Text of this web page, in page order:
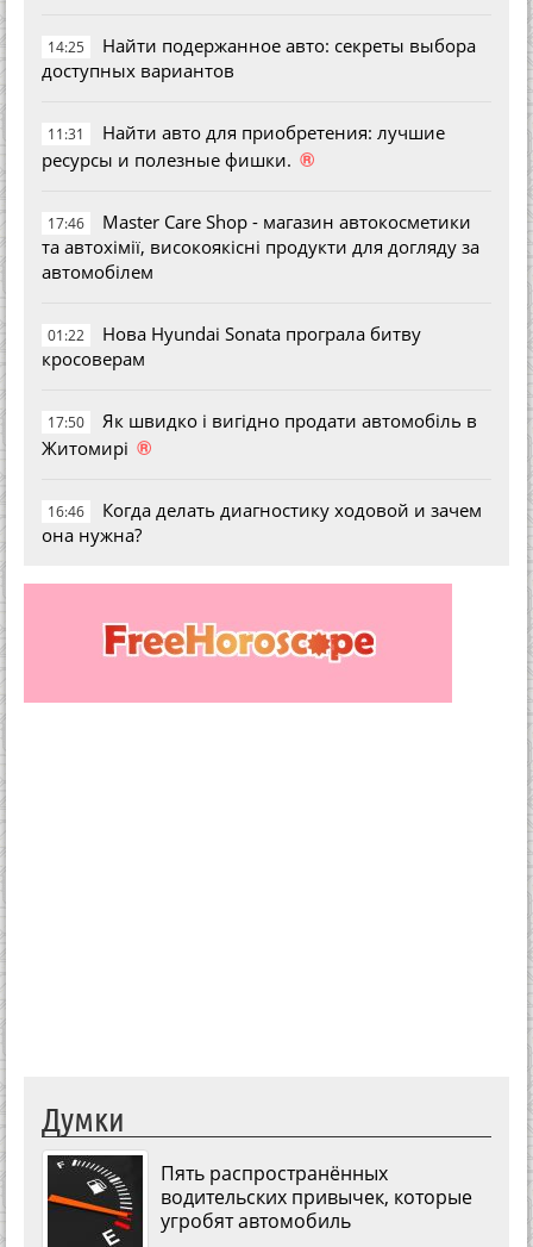
14:25
Найти подержанное авто: секреты выбора
доступных вариантов
11:31
Найти авто для приобретения: лучшие
ресурсы и полезные фишки. ®
17:46
Master Care Shop - магазин автокосметики
та автохімії, високоякісні продукти для догляду за
автомобілем
01:22
Нова Hyundai Sonata програла битву
кросоверам
17:50
Як швидко і вигідно продати автомобіль в
Житомирі ®
16:46
Когда делать диагностику ходовой и зачем
она нужна?
Думки
Пять распространённых
водительских привычек, которые
угробят автомобиль